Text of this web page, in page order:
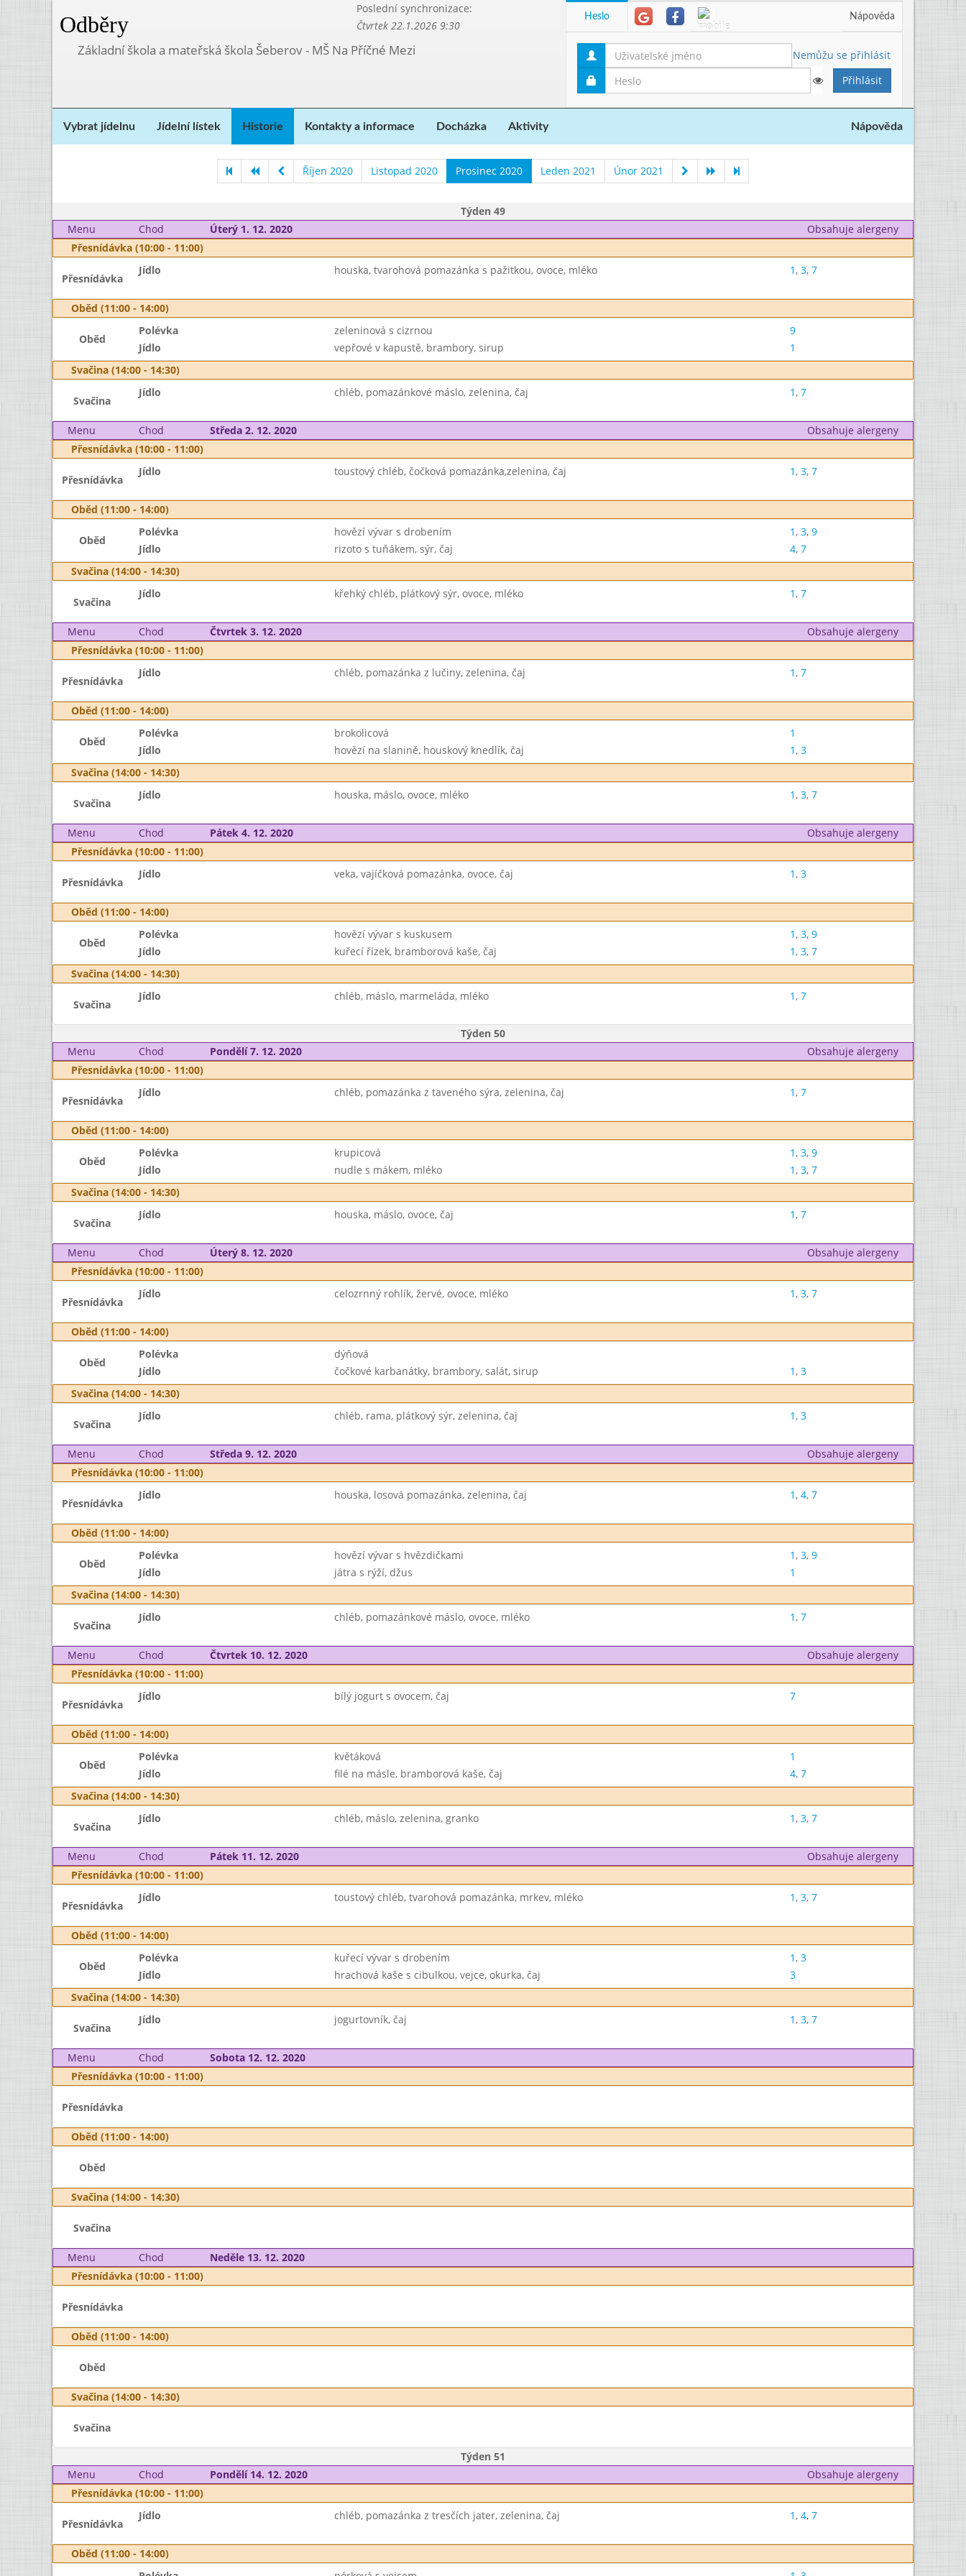
Odběry
Poslední synchronizace:
Čtvrtek 22.1.2026 9:30
Základní škola a mateřská škola Šeberov - MŠ Na Příčné Mezi
Heslo Nápověda
Nemůžu se přihlásit
Vybrat jídelnu Jídelní lístek Historie Kontakty a informace Docházka Aktivity Nápověda
Říjen 2020 Listopad 2020 Prosinec 2020 Leden 2021 Únor 2021
Týden 49
Menu
Chod Úterý 1. 12. 2020
Obsahuje alergeny
Přesnídávka (10:00 - 11:00)
Přesnídávka
Jídlo houska, tvarohová pomazánka s pažitkou, ovoce, mléko 1, 3, 7
Oběd (11:00 - 14:00)
Oběd
Polévka zeleninová s cizrnou
9
Jídlo
vepřové v kapustě, brambory, sirup
1
Svačina (14:00 - 14:30)
Svačina
Jídlo chléb, pomazánkové máslo, zelenina, čaj 1, 7
Menu Chod Středa 2. 12. 2020
Obsahuje alergeny
Přesnídávka (10:00 - 11:00)
Přesnídávka
Jídlo toustový chléb, čočková pomazánka,zelenina, čaj 1, 3, 7
Oběd (11:00 - 14:00)
Oběd
Polévka hovězí vývar s drobením 1, 3, 9
Jídlo
rizoto s tuňákem, sýr, čaj 4, 7
Svačina (14:00 - 14:30)
Svačina
Jídlo křehký chléb, plátkový sýr, ovoce, mléko 1, 7
Menu Chod Čtvrtek 3. 12. 2020
Obsahuje alergeny
Přesnídávka (10:00 - 11:00)
Přesnídávka
Jídlo chléb, pomazánka z lučiny, zelenina, čaj 1, 7
Oběd (11:00 - 14:00)
Oběd
Polévka brokolicová
1
Jídlo
hovězí na slanině, houskový knedlík, čaj 1, 3
Svačina (14:00 - 14:30)
Svačina
Jídlo houska, máslo, ovoce, mléko 1, 3, 7
Menu Chod Pátek 4. 12. 2020
Obsahuje alergeny
Přesnídávka (10:00 - 11:00)
Přesnídávka
Jídlo veka, vajíčková pomazánka, ovoce, čaj 1, 3
Oběd (11:00 - 14:00)
Oběd
Polévka hovězí vývar s kuskusem 1, 3, 9
Jídlo
kuřecí řízek, bramborová kaše, čaj 1, 3, 7
Svačina (14:00 - 14:30)
Svačina
Jídlo chléb, máslo, marmeláda, mléko 1, 7
Týden 50
Menu
Chod Pondělí 7. 12. 2020
Obsahuje alergeny
Přesnídávka (10:00 - 11:00)
Přesnídávka
Jídlo chléb, pomazánka z taveného sýra, zelenina, čaj 1, 7
Oběd (11:00 - 14:00)
Oběd
Polévka krupicová 1, 3, 9
Jídlo
nudle s mákem, mléko 1, 3, 7
Svačina (14:00 - 14:30)
Svačina
Jídlo houska, máslo, ovoce, čaj 1, 7
Menu Chod Úterý 8. 12. 2020
Obsahuje alergeny
Přesnídávka (10:00 - 11:00)
Přesnídávka
Jídlo celozrnný rohlík, žervé, ovoce, mléko 1, 3, 7
Oběd (11:00 - 14:00)
Oběd
Polévka
dýňová
Jídlo
čočkové karbanátky, brambory, salát, sirup 1, 3
Svačina (14:00 - 14:30)
Svačina
Jídlo chléb, rama, plátkový sýr, zelenina, čaj 1, 3
Menu Chod Středa 9. 12. 2020
Obsahuje alergeny
Přesnídávka (10:00 - 11:00)
Přesnídávka
Jídlo houska, losová pomazánka, zelenina, čaj 1, 4, 7
Oběd (11:00 - 14:00)
Oběd
Polévka hovězí vývar s hvězdičkami 1, 3, 9
Jídlo
játra s rýží, džus
1
Svačina (14:00 - 14:30)
Svačina
Jídlo chléb, pomazánkové máslo, ovoce, mléko 1, 7
Menu Chod Čtvrtek 10. 12. 2020
Obsahuje alergeny
Přesnídávka (10:00 - 11:00)
Přesnídávka
Jídlo bílý jogurt s ovocem, čaj 7
Oběd (11:00 - 14:00)
Oběd
Polévka květáková
1
Jídlo
filé na másle, bramborová kaše, čaj 4, 7
Svačina (14:00 - 14:30)
Svačina
Jídlo chléb, máslo, zelenina, granko 1, 3, 7
Menu Chod Pátek 11. 12. 2020
Obsahuje alergeny
Přesnídávka (10:00 - 11:00)
Přesnídávka
Jídlo toustový chléb, tvarohová pomazánka, mrkev, mléko 1, 3, 7
Oběd (11:00 - 14:00)
Oběd
Polévka kuřecí vývar s drobením 1, 3
Jídlo
hrachová kaše s cibulkou, vejce, okurka, čaj
3
Svačina (14:00 - 14:30)
Svačina
Jídlo jogurtovník, čaj 1, 3, 7
Menu Chod
Sobota 12. 12. 2020
Přesnídávka (10:00 - 11:00)
Přesnídávka
Oběd (11:00 - 14:00)
Oběd
Svačina (14:00 - 14:30)
Svačina
Menu Chod
Neděle 13. 12. 2020
Přesnídávka (10:00 - 11:00)
Přesnídávka
Oběd (11:00 - 14:00)
Oběd
Svačina (14:00 - 14:30)
Svačina
Týden 51
Menu
Chod Pondělí 14. 12. 2020
Obsahuje alergeny
Přesnídávka (10:00 - 11:00)
Přesnídávka
Jídlo chléb, pomazánka z tresčích jater, zelenina, čaj 1, 4, 7
Oběd (11:00 - 14:00)